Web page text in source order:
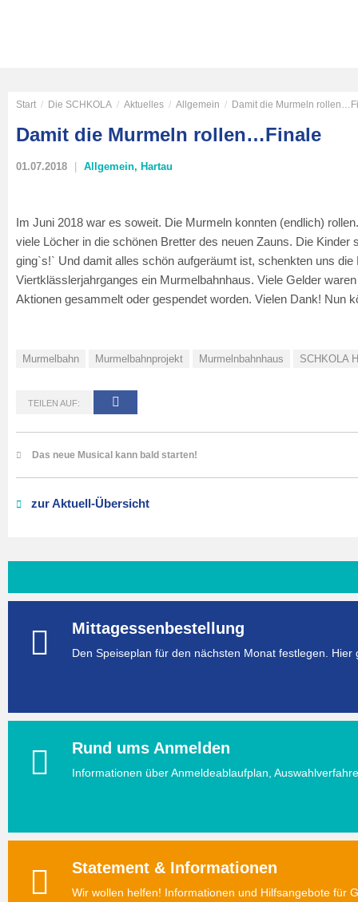
Start / Die SCHKOLA / Aktuelles / Allgemein / Damit die Murmeln
Damit die Murmeln rollen…Finale
01.07.2018 Allgemein, Hartau
Im Juni 2018 war es soweit. Die Murmeln konnten (endlich)
viele Löcher in die schönen Bretter des neuen Zauns. Die
ging`s!` Und damit alles schön aufgeräumt ist, schenkten uns
Viertklässlerjahrganges ein Murmelbahnhaus. Viele Gelder
Aktionen gesammelt oder gespendet worden. Vielen Dank! Nun
Murmelbahn Murmelbahnprojekt Murmelnbahnhaus SCHKOLA
TEILEN AUF:
Das neue Musical kann bald starten!
zur Aktuell-Übersicht
Mittagessenbestellung
Den Speiseplan für den nächsten Monat festlegen. Hier
Rund ums Anmelden
Informationen über Anmeldeablaufplan,
Statement & Informationen
Wir wollen helfen! Informationen und Hilfsangebote für